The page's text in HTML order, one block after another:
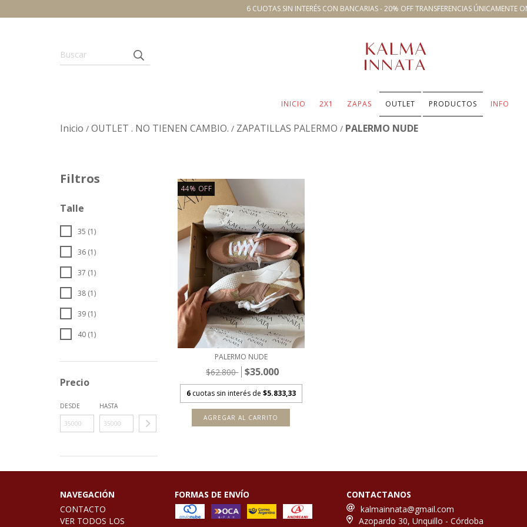
6 CUOTAS SIN INTERÉS CON BANCARIAS - 20% OFF TRANSFERENCIAS ÚNICAMENTE
INICIO 2X1 ZAPAS OUTLET PRODUCTOS INFO
Inicio / OUTLET . NO TIENEN CAMBIO. / ZAPATILLAS PALERMO / PALERMO NUDE
Filtros
Talle
35 (1)
36 (1)
37 (1)
38 (1)
39 (1)
40 (1)
Precio
DESDE HASTA
44% OFF
PALERMO NUDE
$62.800 $35.000
6 cuotas sin interés de $5.833,33
AGREGAR AL CARRITO
NAVEGACIÓN
CONTACTO
VER TODOS LOS
FORMAS DE ENVÍO
CONTACTANOS
kalmainnata@gmail.com
Azopardo 30, Unquillo - Córdoba